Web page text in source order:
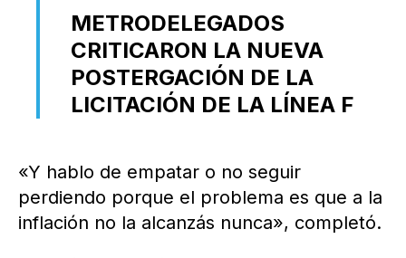
METRODELEGADOS
CRITICARON LA NUEVA
POSTERGACIÓN DE LA
LICITACIÓN DE LA LÍNEA F
«Y hablo de empatar o no seguir
perdiendo porque el problema es que a la
inflación no la alcanzás nunca», completó.